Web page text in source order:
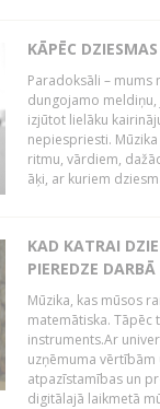
KĀPĒC
Paradoksāli – mums
dungojamo
izjūtot lielāku
nepiespriesti.
ritmu, vārdiem,
āķi, ar kuriem
KAD KATRAI
PIEREDZE
Mūzika, kas mūsos
matemātiska. Tāpēc
instruments.Ar
uzņēmuma
atpazīstamības un
digitālajā laikmetā